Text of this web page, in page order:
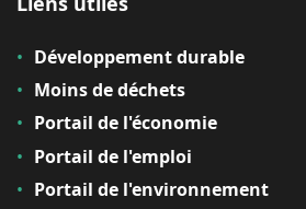
Développement durable
Moins de déchets
Portail de l'économie
Portail de l'emploi
Portail de l'environnement